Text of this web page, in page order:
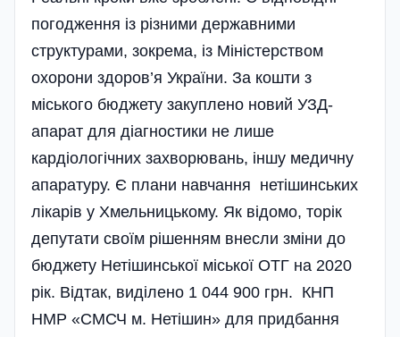
погодження із різними державними
структурами, зокрема, із Міністерством
охорони здоров’я України. За кошти з
міського бюджету закуплено новий УЗД-
апарат для діагностики не лише
кардіологічних захворювань, іншу медичну
апаратуру. Є плани навчання нетішинських
лікарів у Хмельницькому. Як відомо, торік
депутати своїм рішенням внесли зміни до
бюджету Нетішинської міської ОТГ на 2020
рік. Відтак, виділено 1 044 900 грн. КНП
НМР «СМСЧ м. Нетішин» для придбання